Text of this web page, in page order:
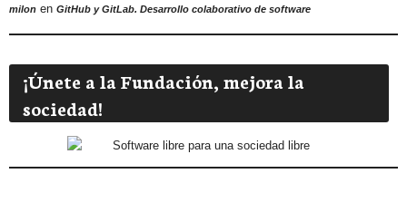
milon en GitHub y GitLab. Desarrollo colaborativo de software
¡Únete a la Fundación, mejora la
sociedad!